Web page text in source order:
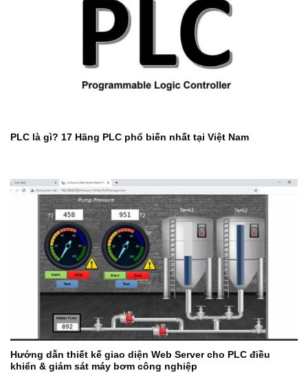
PLC là gì? 17 Hãng PLC phổ biến nhất tại Việt Nam
Hướng dẫn thiết kế giao diện Web Server cho PLC điều
khiển & giám sát máy bơm công nghiệp